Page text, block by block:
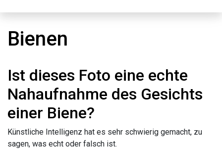
Bienen
Ist dieses Foto eine echte
Nahaufnahme des Gesichts
einer Biene?
Künstliche Intelligenz hat es sehr schwierig gemacht, zu
sagen, was echt oder falsch ist.